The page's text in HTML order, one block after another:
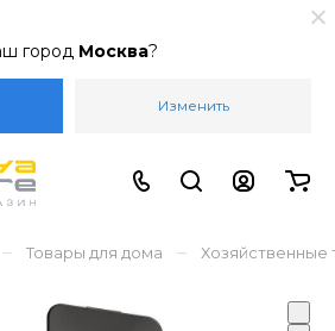
город Москва?
Изменить
– Товары для дома – Хозяйственные